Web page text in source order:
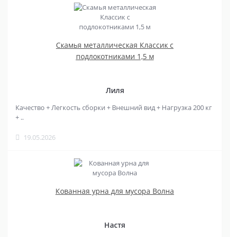
Скамья металлическая Классик с
подлокотниками 1,5 м
Лиля
Качество + Легкость сборки + Внешний вид + Нагрузка 200 кг
+ ..
19.05.2026
Кованная урна для мусора Волна
Настя